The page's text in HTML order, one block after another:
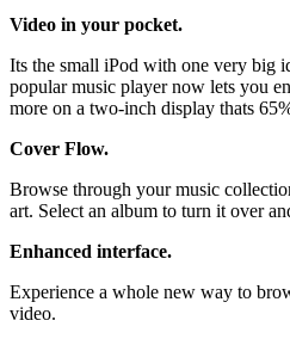
Video in your pocket.
Its the small iPod with one very big
popular music player now lets you
more on a two-inch display thats
Cover Flow.
Browse through your music
art. Select an album to turn it over
Enhanced interface.
Experience a whole new way to
video.